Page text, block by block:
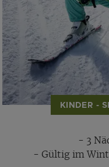
KINDER -
- 3
- Gültig im